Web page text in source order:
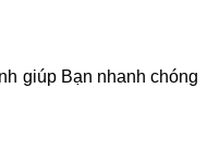
giúp Bạn nhanh chóng